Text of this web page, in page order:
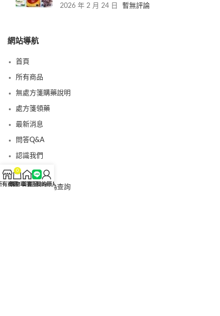
2026 年 2 月 24 日 暫無評論
網站導航
首頁
所有商品
無處方箋購藥說明
處方箋領藥
最新消息
問答Q&A
認識我們
聯絡我們
美國黑金真偽查詢
有商品
0
購物車首頁客服Line我的賬戶